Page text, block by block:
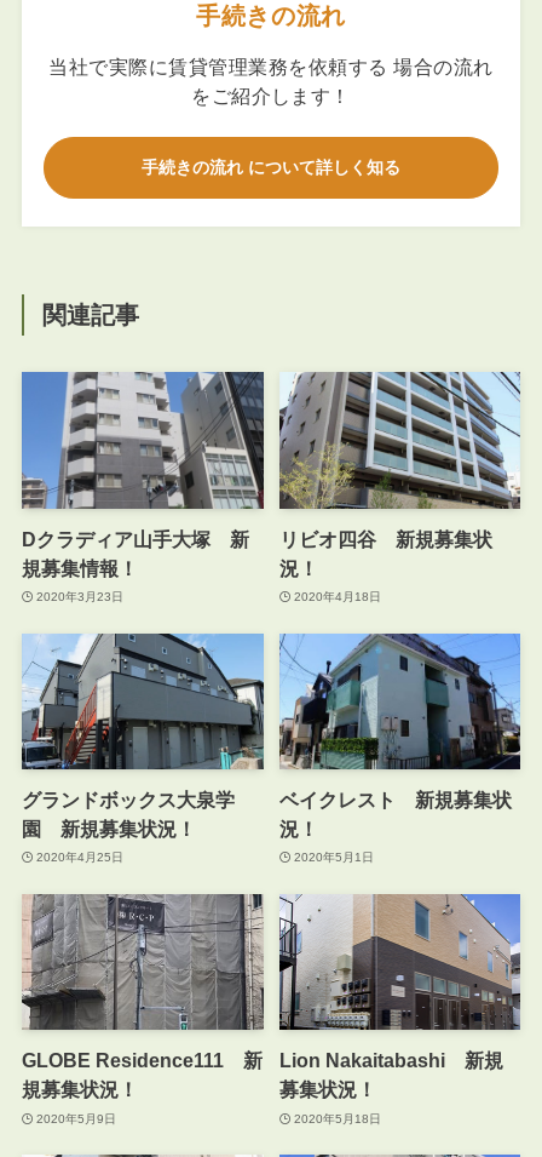
手続きの流れ
当社で実際に賃貸管理業務を依頼する 場合の流れ
をご紹介します！
手続きの流れ について詳しく知る
関連記事
Dクラディア山手大塚 新
規募集情報！
2020年3月23日
リビオ四谷 新規募集状
況！
2020年4月18日
グランドボックス大泉学
園 新規募集状況！
2020年4月25日
ベイクレスト 新規募集状
況！
2020年5月1日
GLOBE Residence111 新
規募集状況！
2020年5月9日
Lion Nakaitabashi 新規
募集状況！
2020年5月18日